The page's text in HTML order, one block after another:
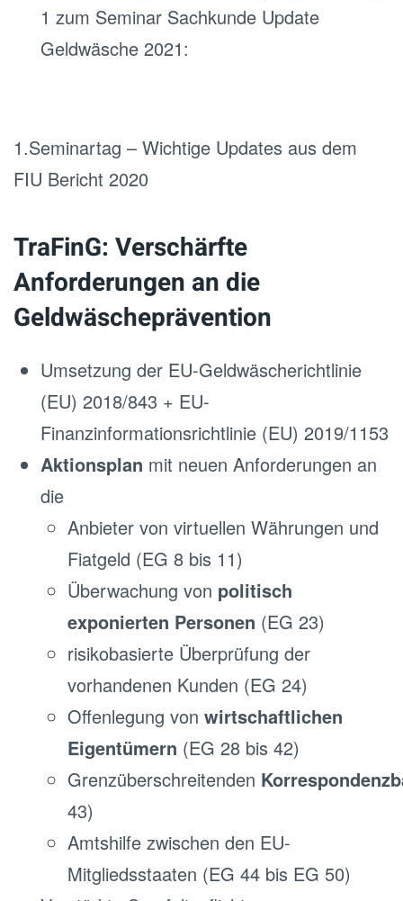
1 zum Seminar Sachkunde Update
Geldwäsche 2021:
1.Seminartag – Wichtige Updates aus dem
FIU Bericht 2020
TraFinG: Verschärfte
Anforderungen an die
Geldwäscheprävention
Umsetzung der EU-Geldwäscherichtlinie
(EU) 2018/843 + EU-
Finanzinformationsrichtlinie (EU) 2019/1153
Aktionsplan mit neuen Anforderungen an
die
Anbieter von virtuellen Währungen und
Fiatgeld (EG 8 bis 11)
Überwachung von politisch
exponierten Personen (EG 23)
risikobasierte Überprüfung der
vorhandenen Kunden (EG 24)
Offenlegung von wirtschaftlichen
Eigentümern (EG 28 bis 42)
Grenzüberschreitenden
43)
Amtshilfe zwischen den EU-
Mitgliedsstaaten (EG 44 bis EG 50)